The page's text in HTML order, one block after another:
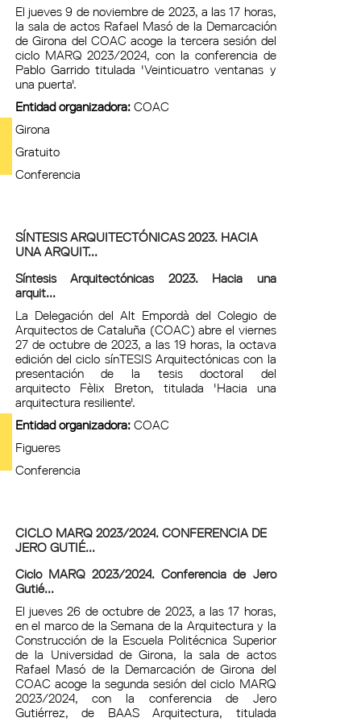
El jueves 9 de noviembre de 2023, a las 17 horas,
la sala de actos Rafael Masó de la Demarcación
de Girona del COAC acoge la tercera sesión del
ciclo MARQ 2023/2024, con la conferencia de
Pablo Garrido titulada 'Veinticuatro ventanas y
una puerta'.
Entidad organizadora:COAC
Girona
Gratuito
Conferencia
SÍNTESIS ARQUITECTÓNICAS 2023. HACIA
UNA ARQUIT...
Síntesis Arquitectónicas 2023. Hacia una
arquit...
La Delegación del Alt Empordà del Colegio de
Arquitectos de Cataluña (COAC) abre el viernes
27 de octubre de 2023, a las 19 horas, la octava
edición del ciclo sínTESIS Arquitectónicas con la
presentación de la tesis doctoral del
arquitecto Fèlix Breton, titulada 'Hacia una
arquitectura resiliente'.
Entidad organizadora:COAC
Figueres
Conferencia
CICLO MARQ 2023/2024. CONFERENCIA DE
JERO GUTIÉ...
Ciclo MARQ 2023/2024. Conferencia de Jero
Gutié...
El jueves 26 de octubre de 2023, a las 17 horas,
en el marco de la Semana de la Arquitectura y la
Construcción de la Escuela Politécnica Superior
de la Universidad de Girona, la sala de actos
Rafael Masó de la Demarcación de Girona del
COAC acoge la segunda sesión del ciclo MARQ
2023/2024, con la conferencia de Jero
Gutiérrez, de BAAS Arquitectura, titulada